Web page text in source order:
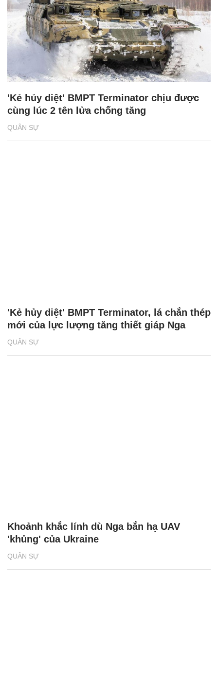
QUÂN SỰ
'Kẻ hủy diệt' BMPT Terminator chịu được
cùng lúc 2 tên lửa chống tăng
QUÂN SỰ
'Kẻ hủy diệt' BMPT Terminator, lá chắn thép
mới của lực lượng tăng thiết giáp Nga
QUÂN SỰ
Khoảnh khắc lính dù Nga bắn hạ UAV
'khủng' của Ukraine